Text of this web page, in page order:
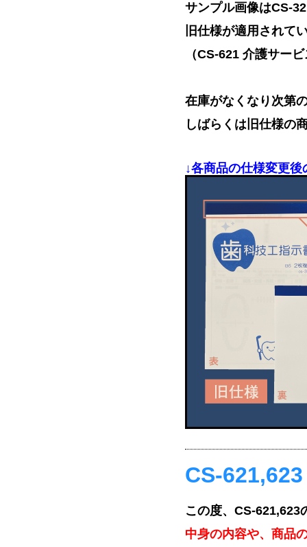
サンプル画像はCS-
旧仕様が適用されて
（CS-621 介護サー
在庫がなくなり次第
しばらくは旧仕様の
↓各商品の仕様変更
CS-
この度、CS-621,623
中身の内容や、商品